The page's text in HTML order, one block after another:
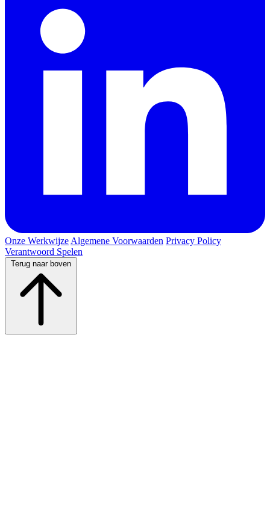
Onze Werkwijze Algemene Voorwaarden Privacy Policy
Verantwoord Spelen
Terug naar boven